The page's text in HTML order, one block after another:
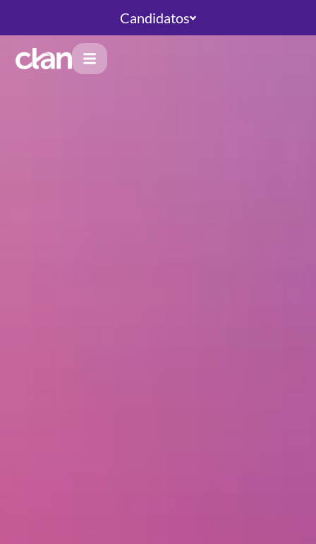
Candidatos